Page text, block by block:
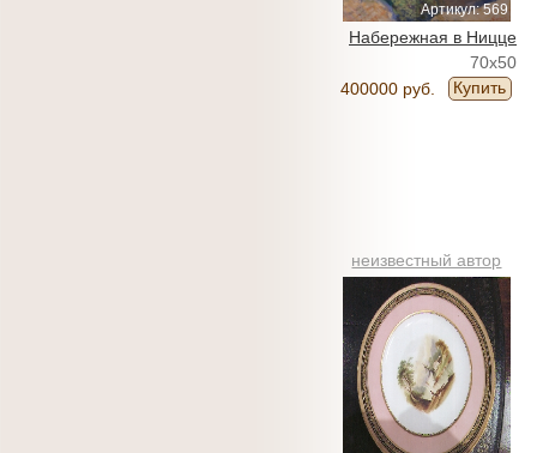
Артикул: 569
Набережная в Ницце
70x50
400000 руб.
Купить
неизвестный автор